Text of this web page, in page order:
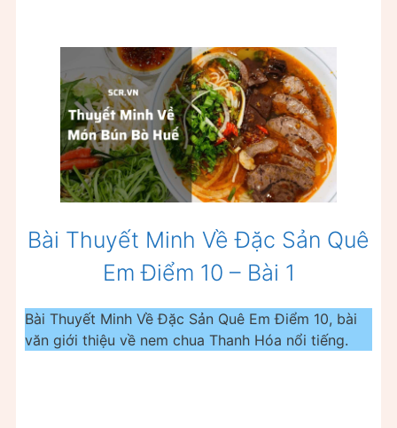
Bài Thuyết Minh Về Đặc Sản Quê
Em Điểm 10 – Bài 1
Bài Thuyết Minh Về Đặc Sản Quê Em Điểm 10, bài
văn giới thiệu về nem chua Thanh Hóa nổi tiếng.